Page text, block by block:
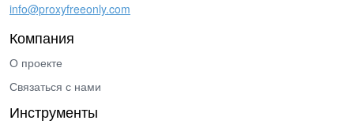
info@proxyfreeonly.com
Компания
О проекте
Связаться с нами
Инструменты